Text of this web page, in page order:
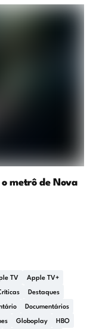
o metrô de Nova
TV Apple TV+
Destaques
Documentários
Globoplay HBO